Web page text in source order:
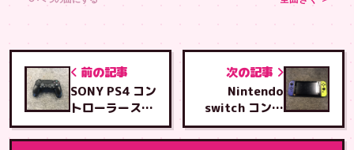
前の記事
SONY PS4 コン
トローラーステ
ィック分解修理
次の記事
Nintendo
switch コント
ローラーRボタ
ン修理